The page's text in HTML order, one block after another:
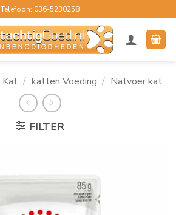
Telefoon: 036-5230258
Kat / katten Voeding / Natvoer kat
FILTER